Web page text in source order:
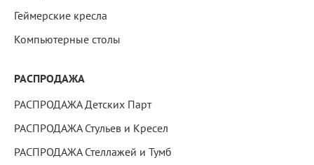
Геймерские кресла
Компьютерные столы
РАСПРОДАЖА
РАСПРОДАЖА Детских Парт
РАСПРОДАЖА Стульев и Кресел
РАСПРОДАЖА Стеллажей и Тумб